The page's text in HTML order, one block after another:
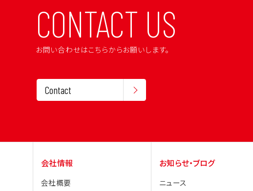
CONTACT US
お問い合わせはこちらからお願いします。
Contact
会社情報
会社概要
お知らせ・ブログ
ニュース